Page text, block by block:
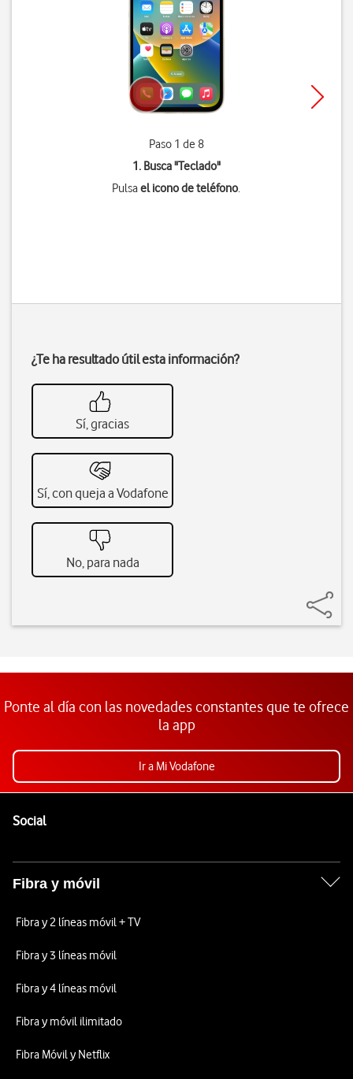
Paso 1 de 8
1. Busca "Teclado"
Pulsael icono de teléfono.
¿Te ha resultado útil esta información?
Sí, gracias
Sí, con queja a Vodafone
No, para nada
Ponte al día con las novedades constantes que te ofrece
la app
Ir a Mi Vodafone
SocialEnlaces a las redes sociales de Vodafone
Fibra y móvil
Fibra y 2 líneas móvil + TV
Fibra y 3 líneas móvil
Fibra y 4 líneas móvil
Fibra y móvil ilimitado
Fibra Móvil y Netflix